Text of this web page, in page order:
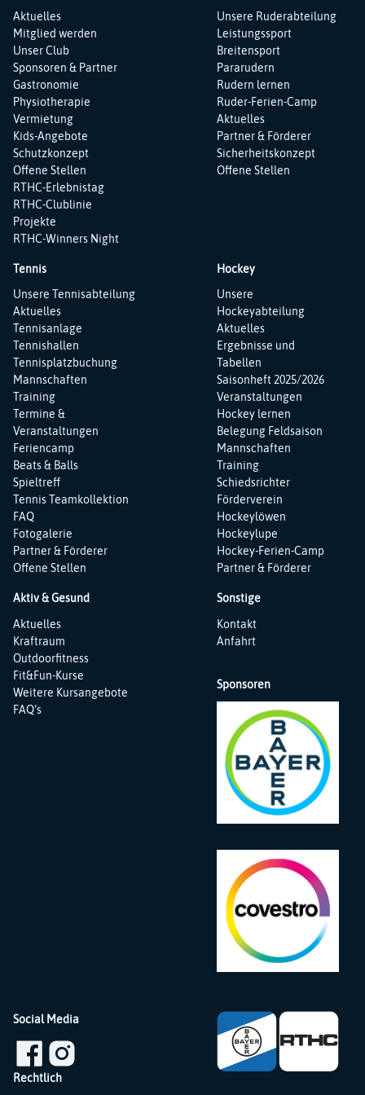
Navigation
überspringen
Aktuelles
Mitglied werden
Unser Club
Sponsoren & Partner
Gastronomie
Physiotherapie
Vermietung
Kids-Angebote
Schutzkonzept
Offene Stellen
RTHC-Erlebnistag
RTHC-Clublinie
Projekte
RTHC-Winners Night
Navigation
überspringen
Unsere Ruderabteilung
Leistungssport
Breitensport
Pararudern
Rudern lernen
Ruder-Ferien-Camp
Aktuelles
Partner & Förderer
Sicherheitskonzept
Offene Stellen
Tennis
Navigation
überspringen
Unsere Tennisabteilung
Aktuelles
Tennisanlage
Tennishallen
Tennisplatzbuchung
Mannschaften
Training
Termine &
Veranstaltungen
Feriencamp
Beats & Balls
Spieltreff
Tennis Teamkollektion
FAQ
Fotogalerie
Partner & Förderer
Offene Stellen
Hockey
Navigation
überspringen
Unsere
Hockeyabteilung
Aktuelles
Ergebnisse und
Tabellen
Saisonheft 2025/2026
Veranstaltungen
Hockey lernen
Belegung Feldsaison
Mannschaften
Training
Schiedsrichter
Förderverein
Hockeylöwen
Hockeylupe
Hockey-Ferien-Camp
Partner & Förderer
Aktiv & Gesund
Navigation
überspringen
Aktuelles
Kraftraum
Outdoorfitness
Fit&Fun-Kurse
Weitere Kursangebote
FAQ‘s
Sonstige
Navigation
überspringen
Kontakt
Anfahrt
Sponsoren
Social Media
Rechtlich